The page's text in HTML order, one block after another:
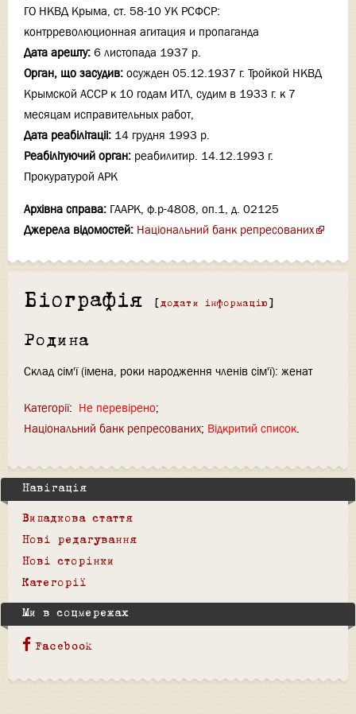
ГО НКВД Крыма, ст. 58-10 УК РСФСР:
контрреволюционная агитация и пропаганда
Дата арешту: 6 листопада 1937 р.
Орган, що засудив: осужден 05.12.1937 г. Тройкой НКВД
Крымской АССР к 10 годам ИТЛ, судим в 1933 г. к 7
месяцам исправительных работ,
Дата реабілітаціi: 14 грудня 1993 р.
Реабілітуючий орган: реабилитир. 14.12.1993 г.
Прокуратурой АРК
Архівна справа: ГААРК, ф.р-4808, оп.1, д. 02125
Джерела відомостей: Національний банк репресованих
Біографія [ додати інформацію ]
Родина
Склад сім'ї (імена, роки народження членів сім'ї): женат
Категорії: Не перевірено
Національний банк репресованих Відкритий список
Навігація
Випадкова стаття
Нові редагування
Нові сторінки
Категорії
Ми в соцмережах
Facebook